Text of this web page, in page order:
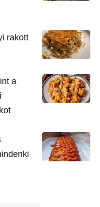
rakott
a